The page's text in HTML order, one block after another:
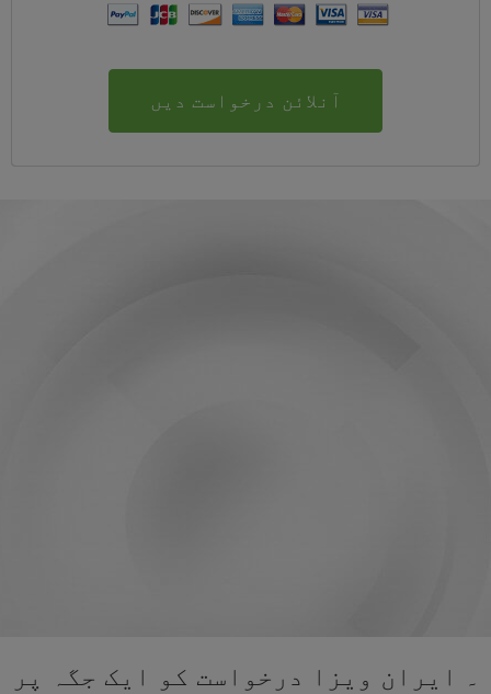
آنلائن درخواست دیں
۔ ایران ویزا درخواست کو ایک جگہ پر